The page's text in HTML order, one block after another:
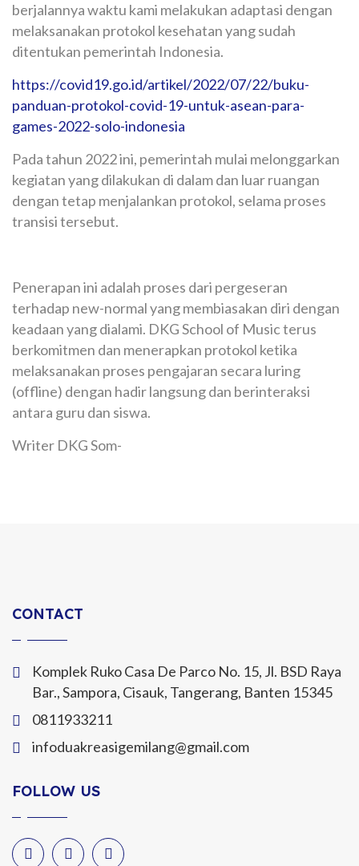
berjalannya waktu kami melakukan adaptasi dengan
melaksanakan protokol kesehatan yang sudah
ditentukan pemerintah Indonesia.
https://covid19.go.id/artikel/2022/07/22/buku-
panduan-protokol-covid-19-untuk-asean-para-
games-2022-solo-indonesia
Pada tahun 2022 ini, pemerintah mulai melonggarkan
kegiatan yang dilakukan di dalam dan luar ruangan
dengan tetap menjalankan protokol, selama proses
transisi tersebut.
Penerapan ini adalah proses dari pergeseran
terhadap new-normal yang membiasakan diri dengan
keadaan yang dialami. DKG School of Music terus
berkomitmen dan menerapkan protokol ketika
melaksanakan proses pengajaran secara luring
(offline) dengan hadir langsung dan berinteraksi
antara guru dan siswa.
Writer DKG Som-
CONTACT
Komplek Ruko Casa De Parco No. 15, Jl. BSD Raya
Bar., Sampora, Cisauk, Tangerang, Banten 15345
0811933211
infoduakreasigemilang@gmail.com
FOLLOW US